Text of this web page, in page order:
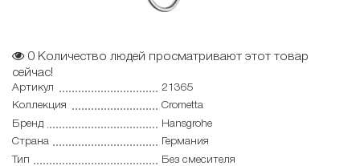
0 Количество людей просматривают этот товар
сейчас!
Артикул
21365
Коллекция
Crometta
Бренд
Hansgrohe
Страна
Германия
Тип
Без смесителя